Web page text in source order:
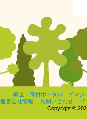
募金・寄付ポータル「イマジ
運営会社情報
お問い合わせ
イ
Copyright ©